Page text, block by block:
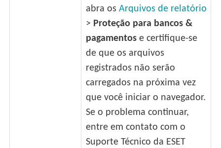
abra osArquivos de relatório
> Proteção para bancos &
pagamentos e certifique-se
de que os arquivos
registrados não serão
carregados na próxima vez
que você iniciar o navegador.
Se o problema continuar,
entre em contato com o
Suporte Técnico da ESET